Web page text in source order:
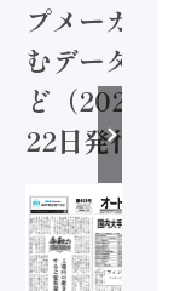
プメーカー
むデータ活
ど（2026年
22日発行）